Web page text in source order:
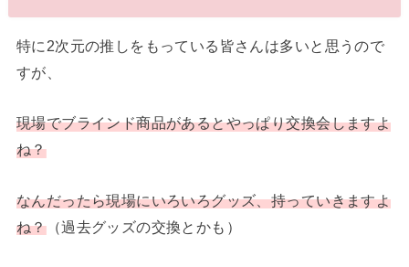
特に2次元の推しをもっている皆さんは多いと思うので
すが、
現場でブラインド商品があるとやっぱり交換会しますよ
ね？
なんだったら現場にいろいろグッズ、持っていきますよ
ね？（過去グッズの交換とかも）